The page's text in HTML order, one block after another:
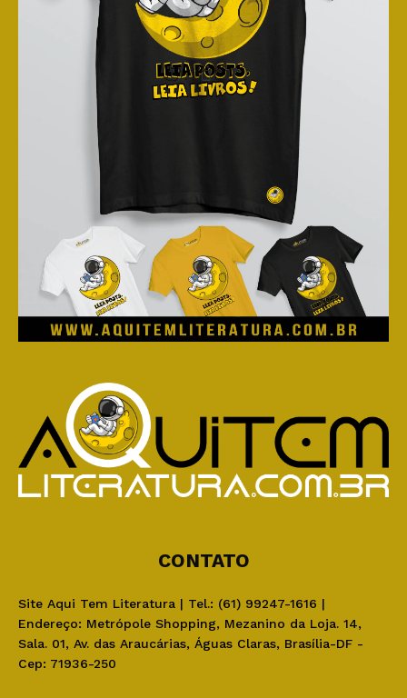
CONTATO
Site Aqui Tem Literatura | Tel.: (61) 99247-1616 |
Endereço: Metrópole Shopping, Mezanino da Loja. 14,
Sala. 01, Av. das Araucárias, Águas Claras, Brasília-DF -
Cep: 71936-250